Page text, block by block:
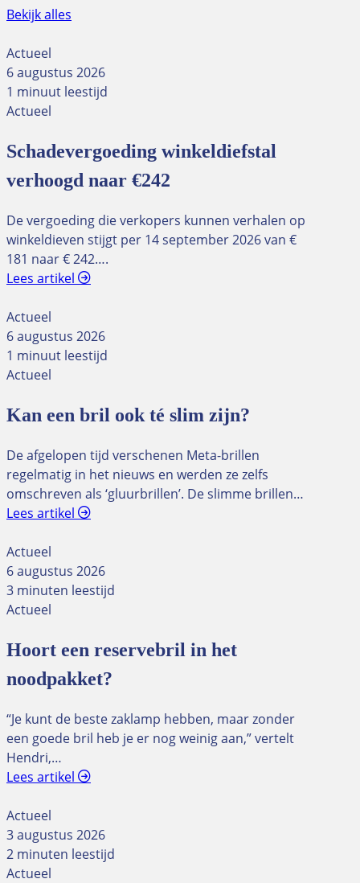
Bekijk alles
Actueel
6 augustus 2026
1 minuut leestijd
Actueel
Schadevergoeding winkeldiefstal
verhoogd naar €242
De vergoeding die verkopers kunnen verhalen op
winkeldieven stijgt per 14 september 2026 van €
181 naar € 242….
Lees artikel
Actueel
6 augustus 2026
1 minuut leestijd
Actueel
Kan een bril ook té slim zijn?
De afgelopen tijd verschenen Meta-brillen
regelmatig in het nieuws en werden ze zelfs
omschreven als ‘gluurbrillen’. De slimme brillen…
Lees artikel
Actueel
6 augustus 2026
3 minuten leestijd
Actueel
Hoort een reservebril in het
noodpakket?
“Je kunt de beste zaklamp hebben, maar zonder
een goede bril heb je er nog weinig aan,” vertelt
Hendri,…
Lees artikel
Actueel
3 augustus 2026
2 minuten leestijd
Actueel